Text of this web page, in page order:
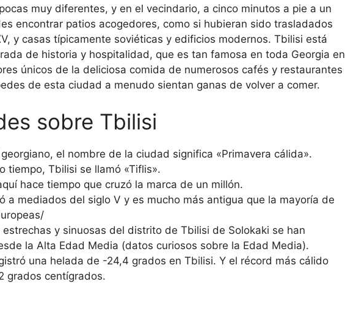
muy diferentes, y en el vecindario, a cinco minutos a pie a un
encontrar patios acogedores, como si hubieran sido trasladados
y casas típicamente soviéticas y edificios modernos. Tbilisi está
de historia y hospitalidad, que es tan famosa en toda Georgia en
únicos de la deliciosa comida de numerosos cafés y restaurantes
de esta ciudad a menudo sientan ganas de volver a comer.
sobre Tbilisi
el nombre de la ciudad significa «Primavera cálida».
tiempo, Tbilisi se llamó «Tiflis».
hace tiempo que cruzó la marca de un millón.
a mediados del siglo V y es mucho más antigua que la mayoría de
estrechas y sinuosas del distrito de Tbilisi de Solokaki se han
la Alta Edad Media (datos curiosos sobre la Edad Media).
una helada de -24,4 grados en Tbilisi. Y el récord más cálido
grados centígrados.